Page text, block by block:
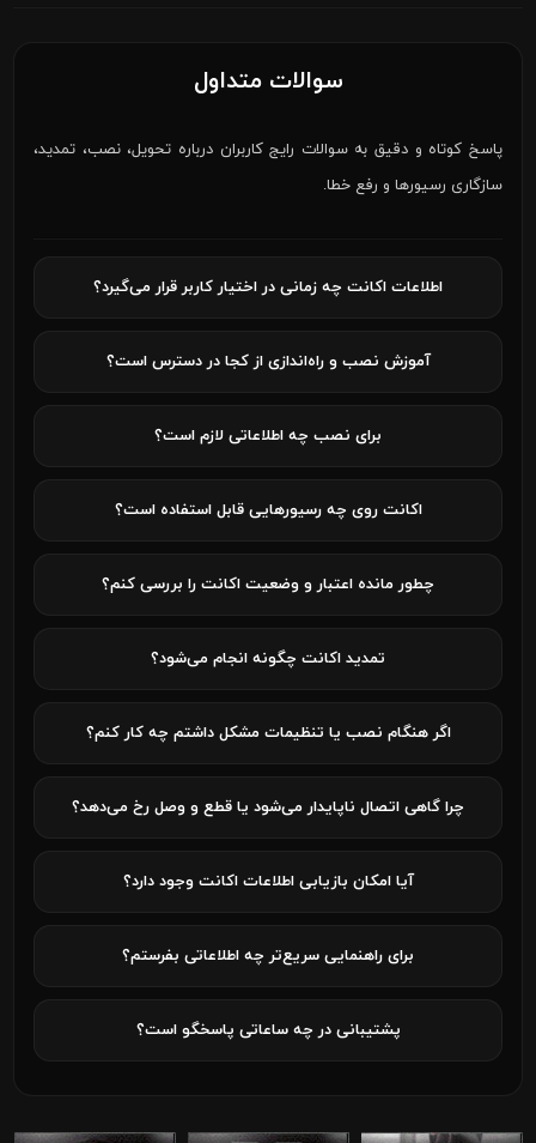
سوالات متداول
پاسخ کوتاه و دقیق به سوالات رایج کاربران درباره تحویل، نصب، تمدید،
سازگاری رسیورها و رفع خطا.
اطلاعات اکانت چه زمانی در اختیار کاربر قرار می‌گیرد؟
آموزش نصب و راه‌اندازی از کجا در دسترس است؟
برای نصب چه اطلاعاتی لازم است؟
اکانت روی چه رسیورهایی قابل استفاده است؟
چطور مانده اعتبار و وضعیت اکانت را بررسی کنم؟
تمدید اکانت چگونه انجام می‌شود؟
اگر هنگام نصب یا تنظیمات مشکل داشتم چه کار کنم؟
چرا گاهی اتصال ناپایدار می‌شود یا قطع و وصل رخ می‌دهد؟
آیا امکان بازیابی اطلاعات اکانت وجود دارد؟
برای راهنمایی سریع‌تر چه اطلاعاتی بفرستم؟
پشتیبانی در چه ساعاتی پاسخگو است؟